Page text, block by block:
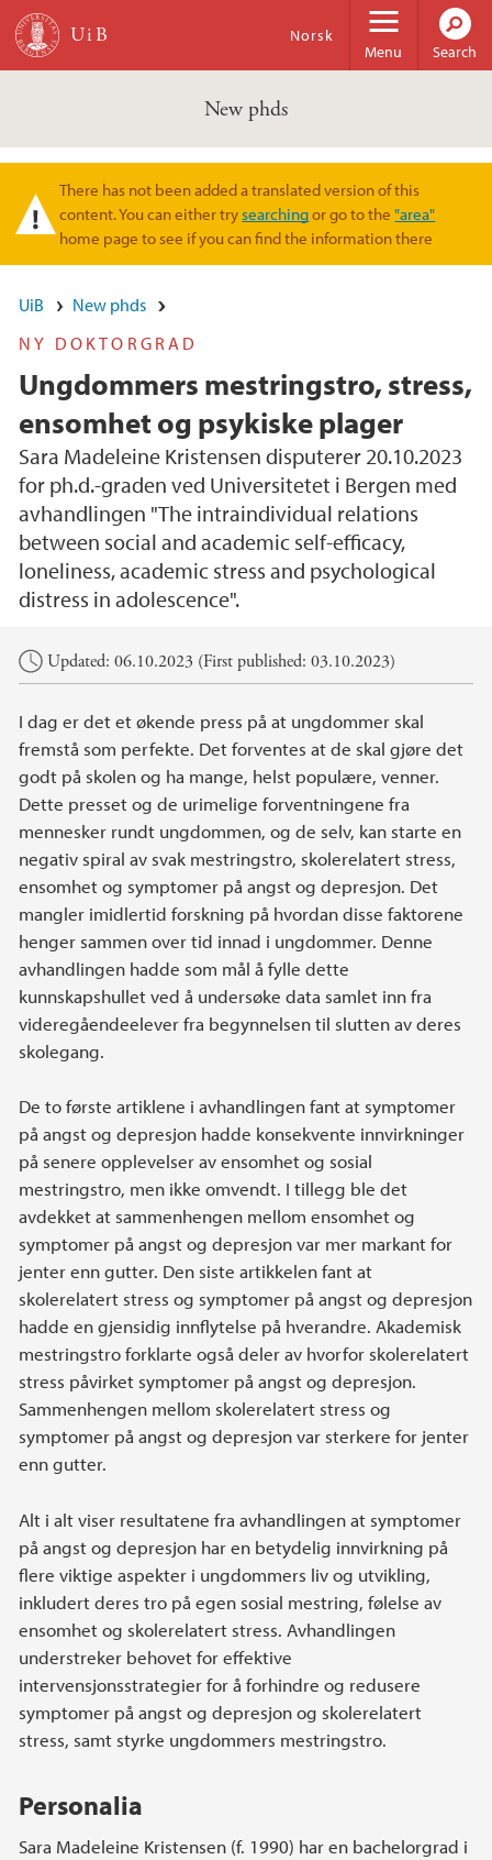
Skip to main content
Menu
Norsk
Search
New phds
Warning message
There has not been added a translated version of this
content. You can either trysearchingor go to the"area"
home page to see if you can find the information there
UiB
New phds
NY DOKTORGRAD
Ungdommers mestringstro, stress,
ensomhet og psykiske plager
Sara Madeleine Kristensen disputerer 20.10.2023
for ph.d.-graden ved Universitetet i Bergen med
avhandlingen "The intraindividual relations
between social and academic self-efficacy,
loneliness, academic stress and psychological
distress in adolescence".
Main content
Updated: 06.10.2023 (First published: 03.10.2023)
I dag er det et økende press på at ungdommer skal
fremstå som perfekte. Det forventes at de skal gjøre det
godt på skolen og ha mange, helst populære, venner.
Dette presset og de urimelige forventningene fra
mennesker rundt ungdommen, og de selv, kan starte en
negativ spiral av svak mestringstro, skolerelatert stress,
ensomhet og symptomer på angst og depresjon. Det
mangler imidlertid forskning på hvordan disse faktorene
henger sammen over tid innad i ungdommer. Denne
avhandlingen hadde som mål å fylle dette
kunnskapshullet ved å undersøke data samlet inn fra
videregåendeelever fra begynnelsen til slutten av deres
skolegang.
De to første artiklene i avhandlingen fant at symptomer
på angst og depresjon hadde konsekvente innvirkninger
på senere opplevelser av ensomhet og sosial
mestringstro, men ikke omvendt. I tillegg ble det
avdekket at sammenhengen mellom ensomhet og
symptomer på angst og depresjon var mer markant for
jenter enn gutter. Den siste artikkelen fant at
skolerelatert stress og symptomer på angst og depresjon
hadde en gjensidig innflytelse på hverandre. Akademisk
mestringstro forklarte også deler av hvorfor skolerelatert
stress påvirket symptomer på angst og depresjon.
Sammenhengen mellom skolerelatert stress og
symptomer på angst og depresjon var sterkere for jenter
enn gutter.
Alt i alt viser resultatene fra avhandlingen at symptomer
på angst og depresjon har en betydelig innvirkning på
flere viktige aspekter i ungdommers liv og utvikling,
inkludert deres tro på egen sosial mestring, følelse av
ensomhet og skolerelatert stress. Avhandlingen
understreker behovet for effektive
intervensjonsstrategier for å forhindre og redusere
symptomer på angst og depresjon og skolerelatert
stress, samt styrke ungdommers mestringstro.
Personalia
Sara Madeleine Kristensen (f. 1990) har en bachelorgrad i